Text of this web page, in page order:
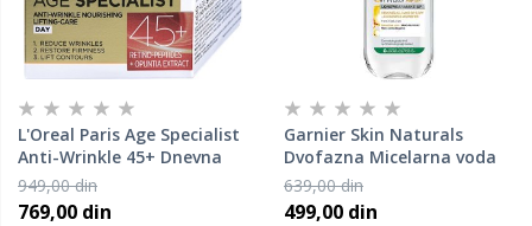
L'Oreal Paris Age Specialist
Anti-Wrinkle 45+ Dnevna
nega protiv bora 50 ml
949,00 din
769,00 din
Garnier Skin Naturals
Dvofazna Micelarna voda
za čišćenje lica 400 Ml
639,00 din
499,00 din